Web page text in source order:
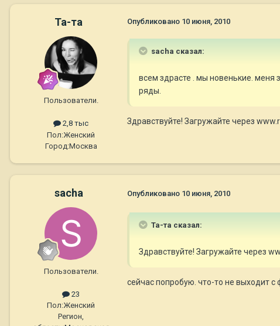
Та-та
Пользователи.
2,8 тыс
Пол:Женский
Город:Москва
Опубликовано 10 июня, 2010
sacha сказал:
всем здрасте . мы новенькие. меня
ряды.
Здравствуйте! Загружайте через
sacha
Пользователи.
23
Пол:Женский
Регион,
Опубликовано 10 июня, 2010
Та-та сказал:
Здравствуйте! Загружайте через
сейчас попробую. что-то не выходит